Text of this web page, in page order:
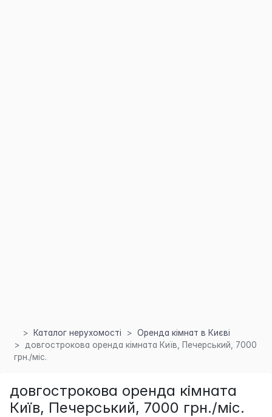
Каталог нерухомості
Оренда кімнат в Києві
довгострокова оренда кімната Київ, Печерський, 7000
грн./міс.
довгострокова оренда кімната
Київ, Печерський, 7000 грн./міс.